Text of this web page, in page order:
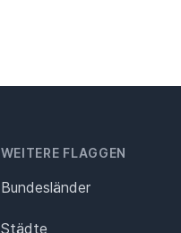
WEITERE FLAGGEN
Bundesländer
Städte